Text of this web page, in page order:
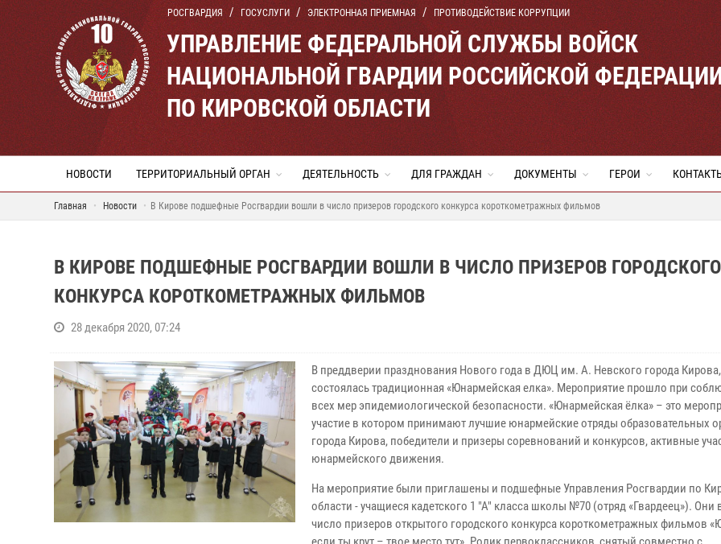
РОСГВАРДИЯ ГОСУСЛУГИ ЭЛЕКТРОННАЯ ПРИЕМНАЯ ПРОТИВОДЕЙСТВИЕ КОРРУПЦИИ
УПРАВЛЕНИЕ ФЕДЕРАЛЬНОЙ СЛУЖБЫ ВОЙСК
НАЦИОНАЛЬНОЙ ГВАРДИИ РОССИЙСКОЙ
ПО КИРОВСКОЙ ОБЛАСТИ
НОВОСТИ ТЕРРИТОРИАЛЬНЫЙ ОРГАН ДЕЯТЕЛЬНОСТЬ ДЛЯ ГРАЖДАН ДОКУМЕНТЫ ГЕРОИ
Главная Новости В Кирове подшефные Росгвардии вошли в число призеров городского конкурса короткометражных фильмов
В КИРОВЕ ПОДШЕФНЫЕ РОСГВАРДИИ ВОШЛИ В ЧИСЛО ПРИЗЕРОВ ГОРОДСКОГО
КОНКУРСА КОРОТКОМЕТРАЖНЫХ ФИЛЬМОВ
28 декабря 2020, 07:24
В преддверии празднования Нового года в ДЮЦ им. А. Невского города Кирова,
состоялась традиционная «Юнармейская елка». Мероприятие прошло при
всех мер эпидемиологической безопасности. «Юнармейская ёлка» – это
участие в котором принимают лучшие юнармейские отряды образовательных
города Кирова, победители и призеры соревнований и конкурсов, активные
юнармейского движения.
На мероприятие были приглашены и подшефные Управления Росгвардии по
области - учащиеся кадетского 1 "А" класса школы №70 (отряд «Гвардеец»). Они
число призеров открытого городского конкурса короткометражных фильмов